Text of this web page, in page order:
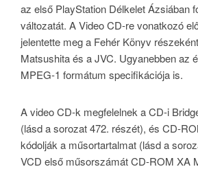
az első PlayStation Délkelet Ázsiában
változatát. A Video CD-re vonatkozó
jelentette meg a Fehér Könyv
Matsushita és a JVC. Ugyanebben az
MPEG-1 formátum specifikációja is.
A video CD-k megfelelnek a CD-i
(lásd a sorozat 472. részét), és CD-
kódolják a műsortartalmat (lásd a
VCD első műsorszámát CD-ROM XA